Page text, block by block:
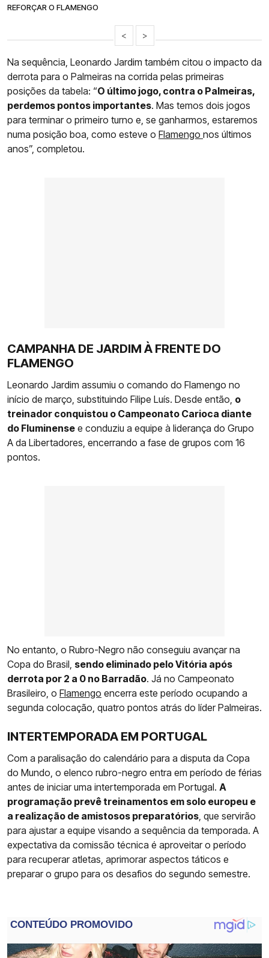
REFORÇAR O FLAMENGO
< >
Na sequência, Leonardo Jardim também citou o impacto da
derrota para o Palmeiras na corrida pelas primeiras
posições da tabela: “O último jogo, contra o Palmeiras,
perdemos pontos importantes. Mas temos dois jogos
para terminar o primeiro turno e, se ganharmos, estaremos
numa posição boa, como esteve o Flamengo nos últimos
anos”, completou.
CAMPANHA DE JARDIM À FRENTE DO
FLAMENGO
Leonardo Jardim assumiu o comando do Flamengo no
início de março, substituindo Filipe Luís. Desde então, o
treinador conquistou o Campeonato Carioca diante
do Fluminense e conduziu a equipe à liderança do Grupo
A da Libertadores, encerrando a fase de grupos com 16
pontos.
No entanto, o Rubro-Negro não conseguiu avançar na
Copa do Brasil, sendo eliminado pelo Vitória após
derrota por 2 a 0 no Barradão. Já no Campeonato
Brasileiro, o Flamengo encerra este período ocupando a
segunda colocação, quatro pontos atrás do líder Palmeiras.
INTERTEMPORADA EM PORTUGAL
Com a paralisação do calendário para a disputa da Copa
do Mundo, o elenco rubro-negro entra em período de férias
antes de iniciar uma intertemporada em Portugal. A
programação prevê treinamentos em solo europeu e
a realização de amistosos preparatórios , que servirão
para ajustar a equipe visando a sequência da temporada. A
expectativa da comissão técnica é aproveitar o período
para recuperar atletas, aprimorar aspectos táticos e
preparar o grupo para os desafios do segundo semestre.